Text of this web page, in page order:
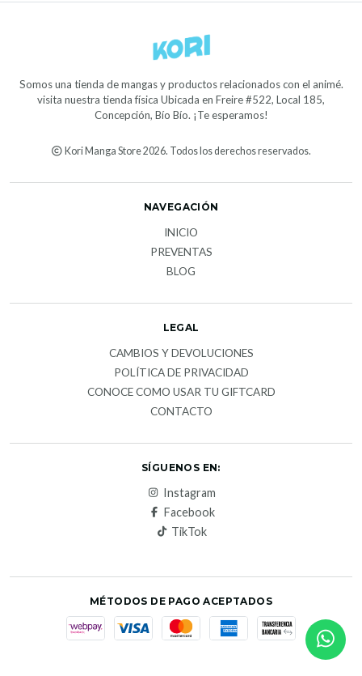
Somos una tienda de mangas y productos relacionados con el animé.
visita nuestra tienda física Ubicada en Freire #522, Local 185,
Concepción, Bío Bío. ¡Te esperamos!
Kori Manga Store 2026. Todos los derechos reservados.
NAVEGACIÓN
INICIO
PREVENTAS
BLOG
LEGAL
CAMBIOS Y DEVOLUCIONES
POLÍTICA DE PRIVACIDAD
CONOCE COMO USAR TU GIFTCARD
CONTACTO
SÍGUENOS EN:
Instagram
Facebook
TikTok
MÉTODOS DE PAGO ACEPTADOS